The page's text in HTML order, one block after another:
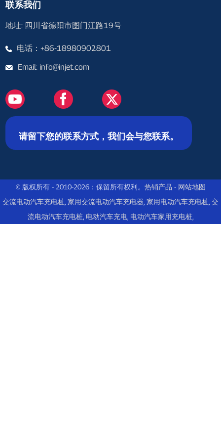
联系我们
地址: 四川省德阳市图门江路19号
电话：+86-18980902801
Email: info@injet.com
请留下您的联系方式，我们会与您联系。
© 版权所有 - 2010-2026：保留所有权利。 热销产品 - 网站地图
交流电动汽车充电桩 家用交流电动汽车充电器 家用电动汽车充电桩 交
流电动汽车充电桩, 电动汽车充电, 电动汽车家用充电桩,